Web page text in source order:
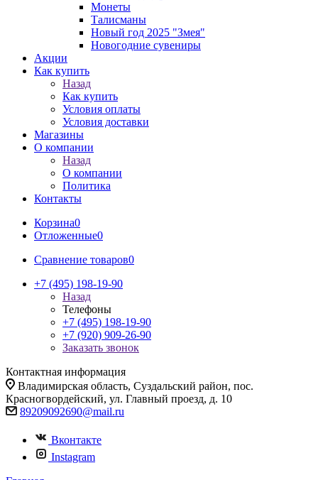
Монеты
Талисманы
Новый год 2025 "Змея"
Новогодние сувениры
Акции
Как купить
Назад
Как купить
Условия оплаты
Условия доставки
Магазины
О компании
Назад
О компании
Политика
Контакты
Корзина0
Отложенные0
Сравнение товаров0
+7 (495) 198-19-90
Назад
Телефоны
+7 (495) 198-19-90
+7 (920) 909-26-90
Заказать звонок
Контактная информация
Владимирская область, Суздальский район, пос.
Красногвордейский, ул. Главный проезд, д. 10
89209092690@mail.ru
Вконтакте
Instagram